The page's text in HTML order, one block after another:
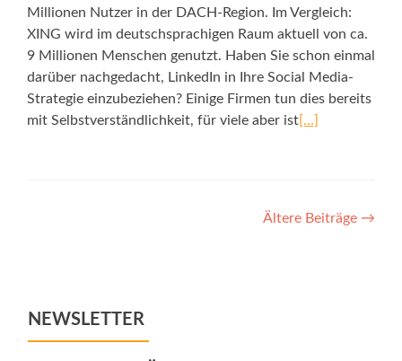
Millionen Nutzer in der DACH-Region. Im Vergleich:
XING wird im deutschsprachigen Raum aktuell von ca.
9 Millionen Menschen genutzt. Haben Sie schon einmal
darüber nachgedacht, LinkedIn in Ihre Social Media-
Strategie einzubeziehen? Einige Firmen tun dies bereits
mit Selbstverständlichkeit, für viele aber ist[…]
Ältere Beiträge →
NEWSLETTER